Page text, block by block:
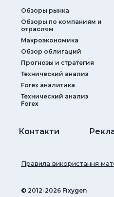
Обзоры рынка
Обзоры по компаниям и
отраслям
Макроэкономика
Обзор облигаций
Прогнозы и стратегия
Технический анализ
Forex аналитика
Технический анализ
Forex
Контакти
© ‎2012-2026 Fixygen
Правила використання